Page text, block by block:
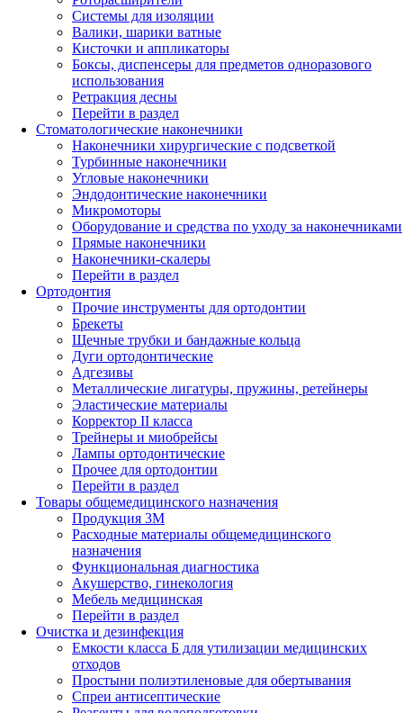
Системы для изоляции
Валики, шарики ватные
Кисточки и аппликаторы
Боксы, диспенсеры для предметов одноразового
использования
Ретракция десны
Перейти в раздел
Стоматологические наконечники
Наконечники хирургические с подсветкой
Турбинные наконечники
Угловые наконечники
Эндодонтические наконечники
Микромоторы
Оборудование и средства по уходу за наконечниками
Прямые наконечники
Наконечники-скалеры
Перейти в раздел
Ортодонтия
Прочие инструменты для ортодонтии
Брекеты
Щечные трубки и бандажные кольца
Дуги ортодонтические
Адгезивы
Металлические лигатуры, пружины, ретейнеры
Эластические материалы
Корректор II класса
Трейнеры и миобрейсы
Лампы ортодонтические
Прочее для ортодонтии
Перейти в раздел
Товары общемедицинского назначения
Продукция 3М
Расходные материалы общемедицинского
назначения
Функциональная диагностика
Акушерство, гинекология
Мебель медицинская
Перейти в раздел
Очистка и дезинфекция
Емкости класса Б для утилизации медицинских
отходов
Простыни полиэтиленовые для обертывания
Спреи антисептические